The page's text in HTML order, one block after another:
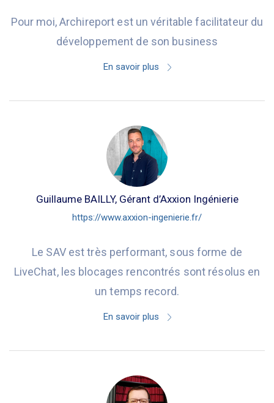
Pour moi, Archireport est un véritable facilitateur du
développement de son business
En savoir plus
Guillaume BAILLY, Gérant d’Axxion Ingénierie
https://www.axxion-ingenierie.fr/
Le SAV est très performant, sous forme de
LiveChat, les blocages rencontrés sont résolus en
un temps record.
En savoir plus